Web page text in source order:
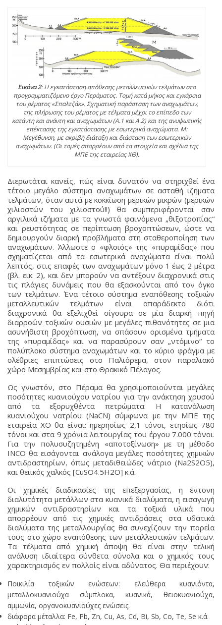
Εικόνα 2: Η εγκατάσταση απόθεσης μεταλλευτικών τελμάτων στο
προγραμματιζόμενο έργο Περάματος. Τομή κατά μήκος και εγκάρσια
του ρέματος «Σπαλτζάκ». Σχηματική παράσταση των αναχωμάτων,
της πλήρωσης του ρέματος με τέλματα μέχρι το επίπεδο των
κατάντη και ανάντη και αναχωμάτων (Α.1 και Α.2) και της ανυψωτικής
επέκτασης της εγκατάστασης με εσωτερικά αναχώματα. Μ:
Μεγέθυνση, με ακριβή διάταξη και διάσταση των εσωτερικών
αναχωμάτων. (Οι τομές απορρέουν από τα στοιχεία και σχέδια της
ΜΠΕ της εταιρείας ΧΘ).
Διερωτάται κανείς, πώς είναι δυνατόν να στηριχθεί ένα
τέτοιο μεγάλο σύστημα αναχωμάτων σε ασταθή ιζήματα
τελμάτων, όταν αυτά με κοκκίωση μερικών μικρών (μερικών
χιλιοστών του χιλιοστού!!) θα συμπεριφέρονται σαν
αργιλικά ιζήματα με τα γνωστά φαινόμενα „θιξοτροπίας“
και ρευστότητας σε περίπτωση βροχοπτώσεων, ώστε να
δημιουργούν διαρκή προβλήματα στη σταθεροποίηση των
αναχωμάτων. Άλλωστε ο «φλοιός» της «πυραμίδας» που
σχηματίζεται από τα εσωτερικά αναχώματα είναι πολύ
λεπτός, στις επαφές των αναχωμάτων μόνο 1 έως 2 μέτρα
(βλ. εικ. 2), και δεν μπορούν να αντέξουν διαχρονικά στις
τις πλάγιες δυνάμεις που θα εξασκούνται από τον όγκο
των τελμάτων. Ένα τέτοιο σύστημα εναπόθεσης τοξικών
μεταλλευτικών τελμάτων είναι απαράδεκτο διότι
διαχρονικά θα εξελιχθεί σίγουρα σε μία διαρκή πηγή
διαρροών τοξικών ουσιών με μεγάλες πιθανότητες σε μια
ασυνήθιστη βροχόπτωση, να σπάσουν ορισμένα τμήματα
της «πυραμίδας» και να παρασύρουν σαν „ντόμινο“ το
πολύπλοκο σύστημα αναχωμάτων και το κύριο φράγμα με
ολέθριες επιπτώσεις στο Παλιόρεμα, στον παραλιακό
χώρο Μεσημβρίας και στο Θρακικό Πέλαγος.
Ως γνωστόν, στο Πέραμα θα χρησιμοποιούνται μεγάλες
ποσότητες κυανιούχου νατρίου για την ανάκτηση χρυσού
από τα εξορυχθέντα πετρώματα: Η κατανάλωση
κυανιούχου νατρίου (NaCN) σύμφωνα με την ΜΠΕ της
εταιρεία ΧΘ θα είναι: ημερησίως 2,1 τόνοι, ετησίως 780
τόνοι και στα 9 χρόνια λειτουργίας του έργου 7.000 τόνοι.
Για την πολυσυζητημένη «αποτοξίνωση» με τη μέθοδο
INCO θα εισάγονται ανάλογα μεγάλες ποσότητες χημικών
αντιδραστηρίων, όπως μεταδιθειώδες νάτριο (Na2S2O5),
και θειικός χαλκός [CuSO4.5H2O] κ.ά.
Οι χημικές διαδικασίες της επεξεργασίας, η έντονη
διαλυτότητα μετάλλων στα κυανικά διαλύματα, η εισαγωγή
χημικών αντιδραστηρίων και τα τοξικά υλικά που
απορρέουν από τις χημικές αντιδράσεις στα υδατικά
διαλύματα της μεταλλουργίας θα συνεχίζουν την πορεία
τους στο χώρο εναπόθεσης των μεταλλευτικών τελμάτων.
Τα τέλματα από χημική άποψη θα είναι στην τελική
ανάλυση ιδιαίτερα σύνθετα σύνολα και ο χημικός τους
χαρακτηρισμός εν πολλοίς είναι αδύνατος. Θα περιέχουν:
Ποικιλία τοξικών ενώσεων: ελεύθερα κυανιόντα,
μεταλλοκυανιούχα σύμπλοκα, κυανικά, θειοκυανιούχα,
αμμωνία, οργανοκυανιούχες ενώσεις.
διάφορα μέταλλα: Fe, Pb, Zn, Cu, As, Cd, Bi, Sb, Co, Te, Se κ.ά.